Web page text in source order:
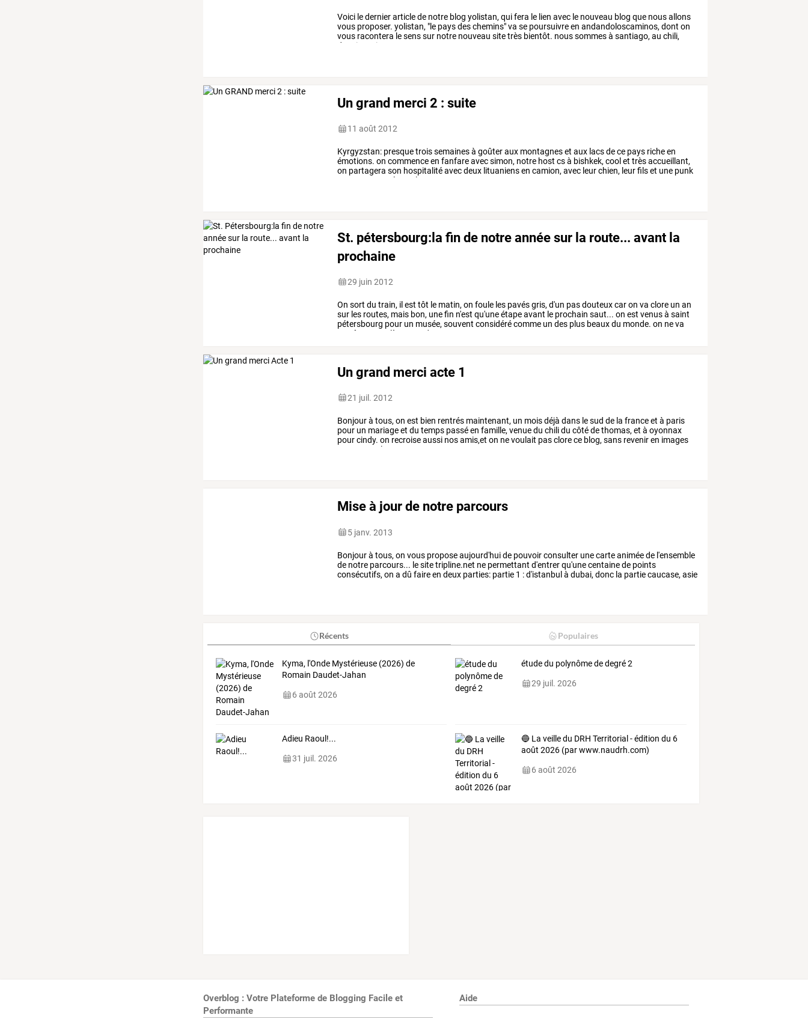
Voici ledernierarticlede notre blog yolistan,quifera le lien avec le nouveau blog que nousallons
vous proposer. yolistan, "le paysdeschemins"va se poursuivreen andandoloscaminos,dont on
vous racontera lesenssur notre nouveau sitetrès bientôt. noussommesà santiago,au chili,
depuis
maintenant
Un grand merci 2 : suite
11 août 2012
Kyrgyzstan: presquetroissemainesà goûteraux montagneset aux lacsdece pays richeen
émotions. on commenceen fanfareavecsimon, notre host csà bishkek, cool et trèsaccueillant,
on partagera son hospitalitéavecdeux lituaniensen camion, avec leurchien, leurfilset une punk
rencontrée la
St. pétersbourg:la fin de notre année sur la route... avant la
prochaine
29 juin 2012
On sort du train, il est tôt le matin, on foule les pavésgris, d'un pasdouteuxcaron va clore un an
sur les routes, mais bon, unefin n'est qu'uneétapeavant le prochain saut... on est venusà saint
pétersbourg pour un musée, souvent considérécomme un des plus beauxdu monde. on neva
être complètement dans
Un grand merci acte 1
21 juil. 2012
Bonjourà tous, on est bien rentrés maintenant, un moisdéjà dans lesud de la franceet à paris
pour un mariageet du temps passéen famille, venuedu chilidu côtédethomas, et à oyonnax
pourcindy. on recroiseaussi nosamis,et on nevoulait pasclorece blog, sans reveniren images
les
Mise à jour de notre parcours
5 janv. 2013
Bonjourà tous, on vous proposeaujourd'huide pouvoirconsulter unecarteaniméede l'ensemble
de notre parcours... lesitetripline.net ne permettant d'entrerqu'unecentainede points
consécutifs, on a dû faireen deux parties: partie 1 :d'istanbulà dubai, donc la partiecaucase, asie
Récents Populaires
Kyma, l'Onde Mystérieuse (2026) de
Romain Daudet-Jahan
6 août 2026
étude du polynôme de degré 2
29 juil. 2026
Adieu Raoul!...
31 juil. 2026
🔵 La veille du DRH Territorial - édition du 6
août 2026 (par www.naudrh.com)
6 août 2026
Overblog : Votre Plateforme de Blogging Facile et
Performante
Aide